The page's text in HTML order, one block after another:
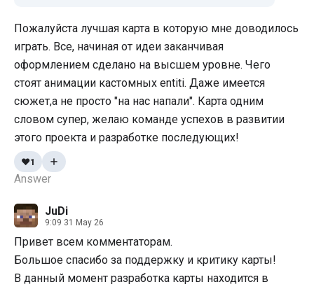
Пожалуйста лучшая карта в которую мне доводилось
играть. Все, начиная от идеи заканчивая
оформлением сделано на высшем уровне. Чего
стоят анимации кастомных entiti. Даже имеется
сюжет,а не просто "на нас напали". Карта одним
словом супер, желаю команде успехов в развитии
этого проекта и разработке последующих!
Answer
❤️1
JuDi
9:09 31 May 26
Привет всем комментаторам.
Большое спасибо за поддержку и критику карты!
В данный момент разработка карты находится в